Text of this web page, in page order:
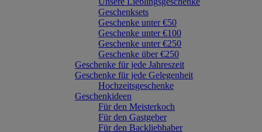
Geschenksets
Geschenke unter €50
Geschenke unter €100
Geschenke unter €250
Geschenke über €250
Geschenke für jede Jahreszeit
Geschenke für jede Gelegenheit
Hochzeitsgeschenke
Geschenkideen
Für den Meisterkoch
Für den Gastgeber
Für den Backliebhaber